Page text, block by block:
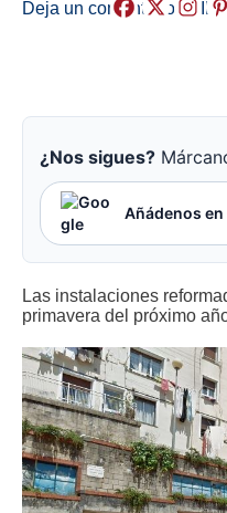
Deja un comentario /
¿Nos sigues?
Añádenos
Las instalaciones
primavera del próximo